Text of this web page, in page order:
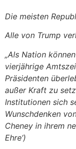
Die meisten
Alle von Trump
„Als Nation
vierjährige
Präsidenten
außer Kraft zu
Institutionen sich
Wunschdenken
Cheney in ihrem
Ehre‘)